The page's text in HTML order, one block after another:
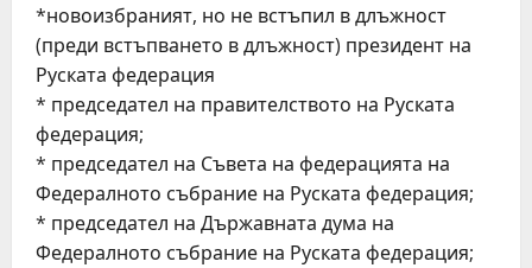
*новоизбраният, но не встъпил в длъжност
(преди встъпването в длъжност) президент на
Руската федерация
* председател на правителството на Руската
федерация;
* председател на Съвета на федерацията на
Федералното събрание на Руската федерация;
* председател на Държавната дума на
Федералното събрание на Руската федерация;